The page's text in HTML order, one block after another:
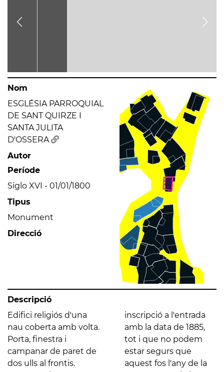
Nom
ESGLÉSIA PARROQUIAL
DE SANT QUIRZE I
SANTA JULITA
D'OSSERA
Autor
Període
Siglo XVI - 01/01/1800
Tipus
Monument
Direcció
Descripció
Edifici religiós d'una
nau coberta amb volta.
Porta, finestra i
campanar de paret de
dos ulls al frontis.
inscripció a l'entrada
amb la data de 1885,
tot i que no podem
estar segurs que
aquest fos l'any de la